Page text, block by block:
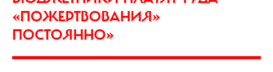
«ПОЖЕРТВОВАНИЯ»
ПОСТОЯННО»